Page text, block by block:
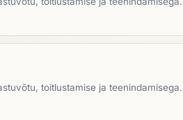
toitlustamise ja